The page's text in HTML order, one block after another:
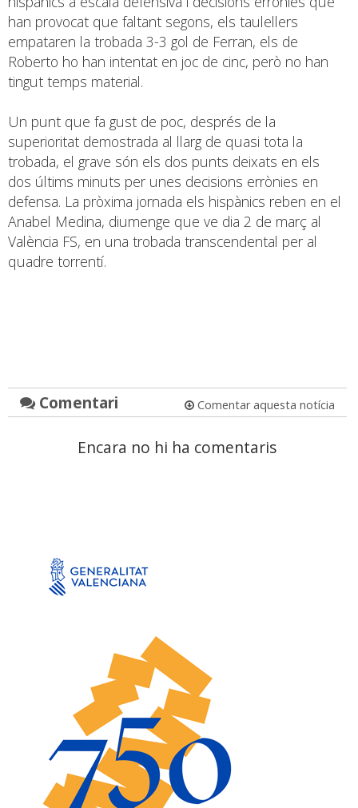
han provocat que faltant segons, els taulellers
empataren la trobada 3-3 gol de Ferran, els de
Roberto ho han intentat en joc de cinc, però no han
tingut temps material.
Un punt que fa gust de poc, després de la
superioritat demostrada al llarg de quasi tota la
trobada, el grave són els dos punts deixats en els
dos últims minuts per unes decisions errònies en
defensa. La pròxima jornada els hispànics reben en el
Anabel Medina, diumenge que ve dia 2 de març al
València FS, en una trobada transcendental per al
quadre torrentí.
Comentari Comentar aquesta notícia
Encara no hi ha comentaris